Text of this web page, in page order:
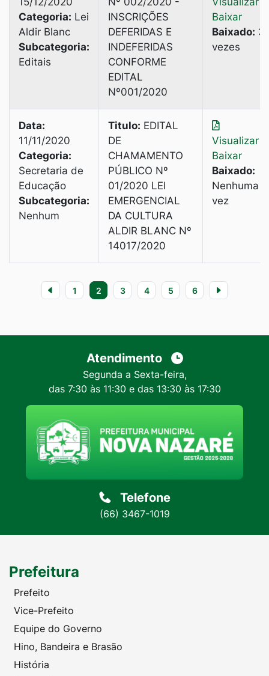
Categoria: Lei
Aldir Blanc
Subcategoria:
Editais
INSCRIÇÕES
DEFERIDAS E
INDEFERIDAS
CONFORME
EDITAL
Nº001/2020
Baixar
Baixado: 3
vezes
Data:
11/11/2020
Categoria:
Secretaria de
Educação
Subcategoria:
Nenhum
Titulo: EDITAL
DE
CHAMAMENTO
PÚBLICO Nº
01/2020 LEI
EMERGENCIAL
DA CULTURA
ALDIR BLANC Nº
14017/2020
Visualizar
Baixar
Baixado:
Nenhuma
vez
1 2 3 4 5 6
Atendimento
Segunda a Sexta-feira,
das 7:30 às 11:30 e das 13:30 às 17:30
Telefone
(66) 3467-1019
Prefeitura
Prefeito
Vice-Prefeito
Equipe do Governo
Hino, Bandeira e Brasão
História